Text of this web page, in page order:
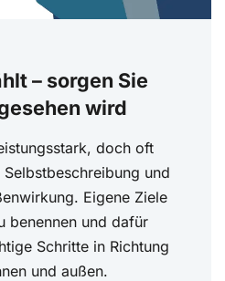
– sorgen Sie
wird
doch oft
und
Eigene Ziele
benennen und dafür
Schritte in Richtung
und außen.